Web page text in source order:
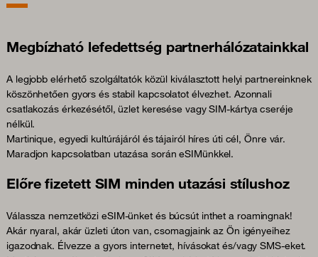
Megbízható lefedettség partnerhálózatainkkal
A legjobb elérhető szolgáltatók közül kiválasztott helyi partnereinknek
köszönhetően gyors és stabil kapcsolatot élvezhet. Azonnali
csatlakozás érkezésétől, üzlet keresése vagy SIM-kártya cseréje
nélkül.
Martinique, egyedi kultúrájáról és tájairól híres úti cél, Önre vár.
Maradjon kapcsolatban utazása során eSIMünkkel.
Előre fizetett SIM minden utazási stílushoz
Válassza nemzetközi eSIM-ünket és búcsút inthet a roamingnak!
Akár nyaral, akár üzleti úton van, csomagjaink az Ön igényeihez
igazodnak. Élvezze a gyors internetet, hívásokat és/vagy SMS-eket.